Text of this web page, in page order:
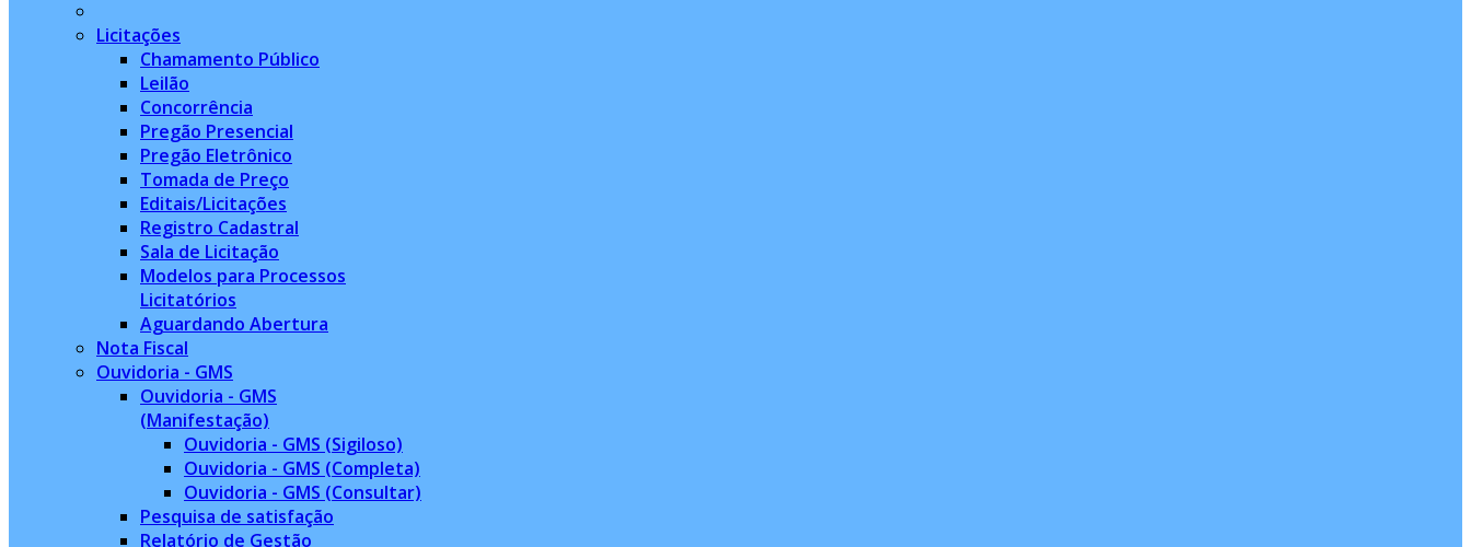
Licitações
Chamamento Público
Leilão
Concorrência
Pregão Presencial
Pregão Eletrônico
Tomada de Preço
Editais/Licitações
Registro Cadastral
Sala de Licitação
Modelos para Processos
Licitatórios
Aguardando Abertura
Nota Fiscal
Ouvidoria - GMS
Ouvidoria - GMS
(Manifestação)
Ouvidoria - GMS (Sigiloso)
Ouvidoria - GMS (Completa)
Ouvidoria - GMS (Consultar)
Pesquisa de satisfação
Relatório de Gestão